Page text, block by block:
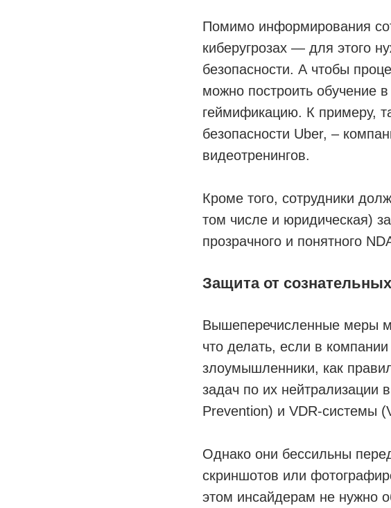
Помимо информирования
киберугрозах — для этого
безопасности. А чтобы
можно построить обучение
геймификацию. К примеру,
безопасности Uber, –
видеотренингов.
Кроме того, сотрудники
том числе и юридическая)
прозрачного и понятного
Защита от
Вышеперечисленные меры
что делать, если в
злоумышленники, как
задач по их нейтрализации
Prevention) и VDR-системы
Однако они бессильны
скриншотов или
этом инсайдерам не нужно